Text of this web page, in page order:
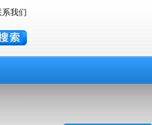
系我们